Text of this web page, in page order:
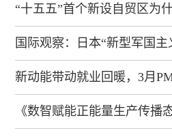
“十五五”首个新设自贸区为
国际观察：日本“新型军国
新动能带动就业回暖，3月
《数智赋能正能量生产传播